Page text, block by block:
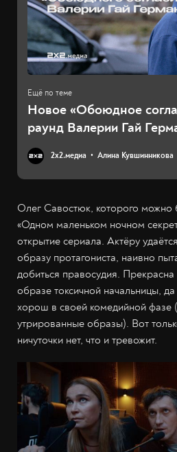
Новое «Обоюдное
раунд Валерии Гай
2х2.медиа Алина Кувшинникова
Олег Савостюк, которого можно
«Одном маленьком ночном
открытие сериала. Актёру
образу протагониста, наивно
добиться правосудия.
образе токсичной начальницы,
хорош в своей комедийной фазе
утрированные образы). Вот
ничуточки нет, что и тревожит.